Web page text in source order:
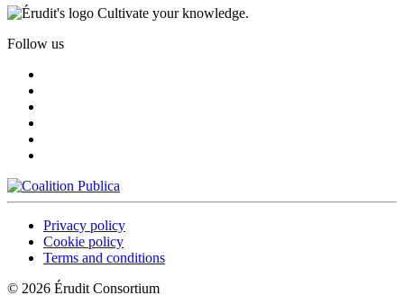
Cultivate your knowledge.
Follow us
Privacy policy
Cookie policy
Terms and conditions
© 2026 Érudit Consortium